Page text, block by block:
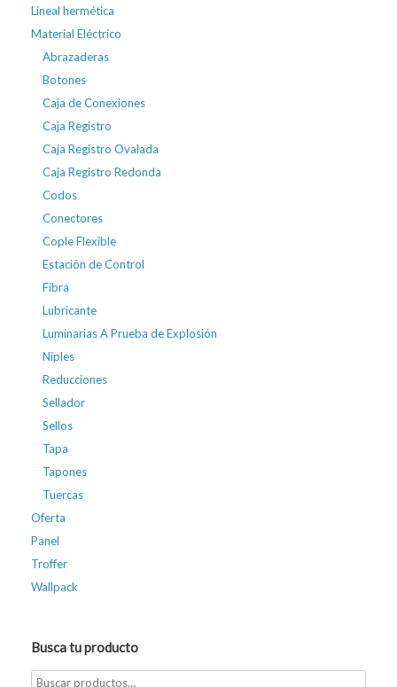
Lineal hermética
Material Eléctrico
Abrazaderas
Botones
Caja de Conexiones
Caja Registro
Caja Registro Ovalada
Caja Registro Redonda
Codos
Conectores
Cople Flexible
Estación de Control
Fibra
Lubricante
Luminarias A Prueba de Explosión
Niples
Reducciones
Sellador
Sellos
Tapa
Tapones
Tuercas
Oferta
Panel
Troffer
Wallpack
Busca tu producto